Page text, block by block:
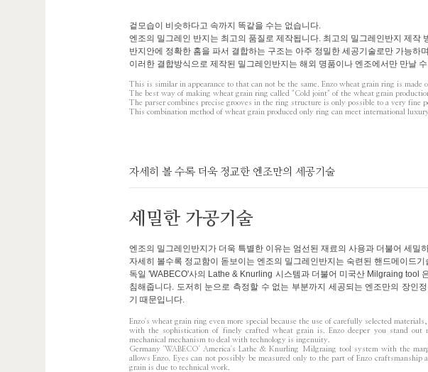
겉모습이 비슷하다고 속까지 똑같을 수는 없습니다.
엔조의 밀그레인 반지는 최고의 품질로 제작됩니다. 최고의 밀그레인반지 제
반지안에 정확한 홈을 파서 결합하는 구조는 아주 정밀한 세공기술로만 가능
이러한 결합방식으로 제작된 밀그레인반지는 해외 명품이나 엔조에서만 만날
This is similar in appearance to that can not be the same. Enzo wheat grain ring is made
The best way of making wheat grain ring called "Cold joint" of the wheat grain
The parser combines precise grooves in the ring structure is only possible to a very
This combination method of wheat grain produced only ring can meet international luxury
자세히 볼 수록 더욱 정교한 엔조만의 세공기술
세밀한 가공기술
엔조의 밀그레인반지가 더욱 특별한 이유는 엄선된 재료의 사용과 더불어 세밀
자세히 볼수록 정교함이 돋보이는 엔조의 밀그레인반지는 숙련된 핸드메이드
독일 'WABECO'사의 Lathe & Knurling 시스템과 더불어 미국산 Milgraing tool
침해줍니다. 도저히 눈으로 측정할 수 없는 부분까지 세공되는 엔조만의 장인
기 때문입니다.
Enzo's wheat grain ring even more special because the use of carefully selected materials,
with the sophistication of finely crafted wheat grain is. Enzo deeper you stand out
mechanical mechanism to deal with technology is ingenuity.
Germany 'WABECO' America's Lathe & Knurling Milgraing tool system with the
allows Enzo. Eyes can not possibly be measured only to the part of Enzo
grain is due to technical work.